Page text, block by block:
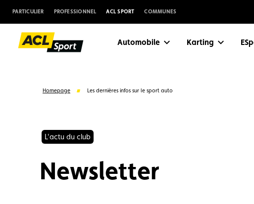
PARTICULIER PROFESSIONNEL ACL SPORT COMMUNES
Automobile Karting
Homepage Les dernières infos sur le sport auto
L'actu du club
Newsletter